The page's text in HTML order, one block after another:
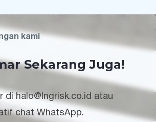
kami
Sekarang Juga!
di halo@lngrisk.co.id atau
chat WhatsApp.